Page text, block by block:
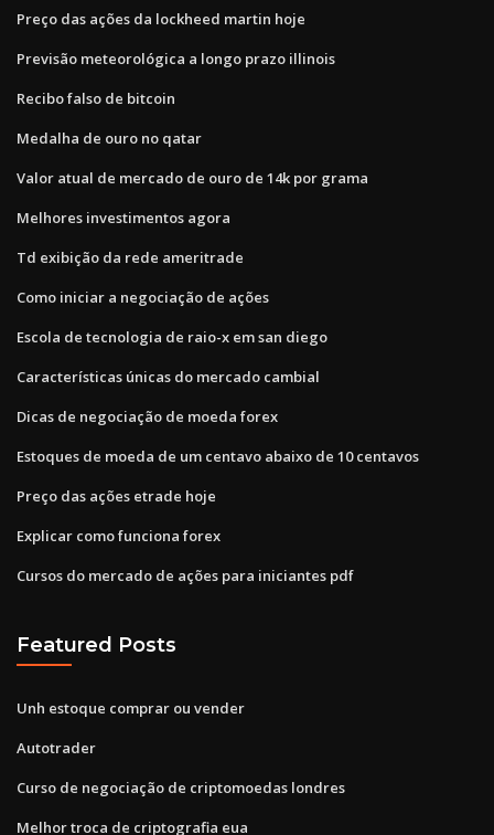
Preço das ações da lockheed martin hoje
Previsão meteorológica a longo prazo illinois
Recibo falso de bitcoin
Medalha de ouro no qatar
Valor atual de mercado de ouro de 14k por grama
Melhores investimentos agora
Td exibição da rede ameritrade
Como iniciar a negociação de ações
Escola de tecnologia de raio-x em san diego
Características únicas do mercado cambial
Dicas de negociação de moeda forex
Estoques de moeda de um centavo abaixo de 10 centavos
Preço das ações etrade hoje
Explicar como funciona forex
Cursos do mercado de ações para iniciantes pdf
Featured Posts
Unh estoque comprar ou vender
Autotrader
Curso de negociação de criptomoedas londres
Melhor troca de criptografia eua